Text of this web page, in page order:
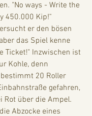
"No ways - Write the
450.000 Kip!"
er den bösen
das Spiel kenne
Ticket!" Inzwischen ist
Kohle, denn
20 Roller
gefahren,
Rot über die Ampel.
Abzocke eines